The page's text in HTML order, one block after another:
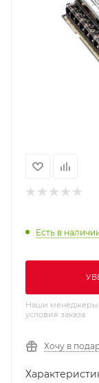
Есть в
Наши менеджеры
условия заказа
Хочу в